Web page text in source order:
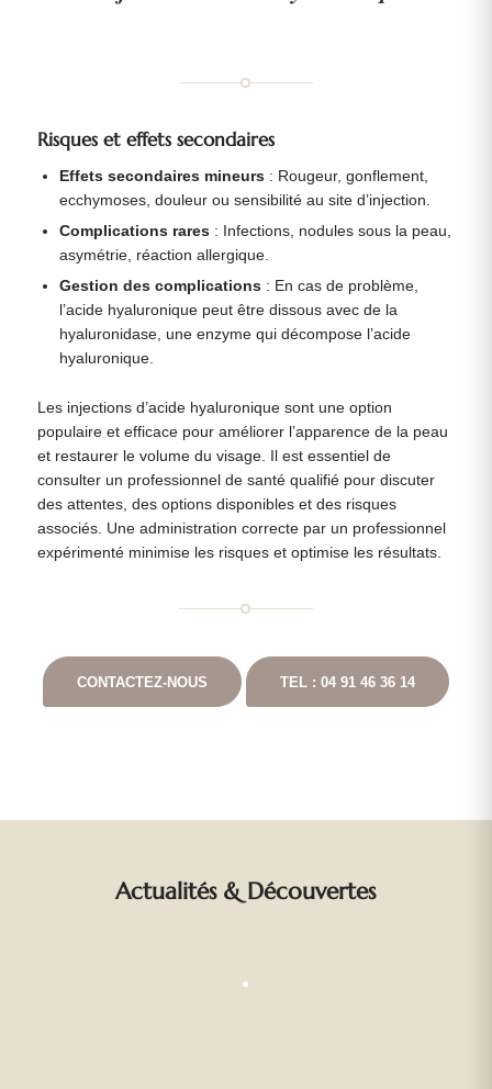
Risques et effets secondaires
Effets secondaires mineurs : Rougeur, gonflement,
ecchymoses, douleur ou sensibilité au site d’injection.
Complications rares : Infections, nodules sous la peau,
asymétrie, réaction allergique.
Gestion des complications : En cas de problème,
l’acide hyaluronique peut être dissous avec de la
hyaluronidase, une enzyme qui décompose l’acide
hyaluronique.
Les injections d’acide hyaluronique sont une option
populaire et efficace pour améliorer l’apparence de la peau
et restaurer le volume du visage. Il est essentiel de
consulter un professionnel de santé qualifié pour discuter
des attentes, des options disponibles et des risques
associés. Une administration correcte par un professionnel
expérimenté minimise les risques et optimise les résultats.
CONTACTEZ-NOUS TEL : 04 91 46 36 14
Actualités & Découvertes